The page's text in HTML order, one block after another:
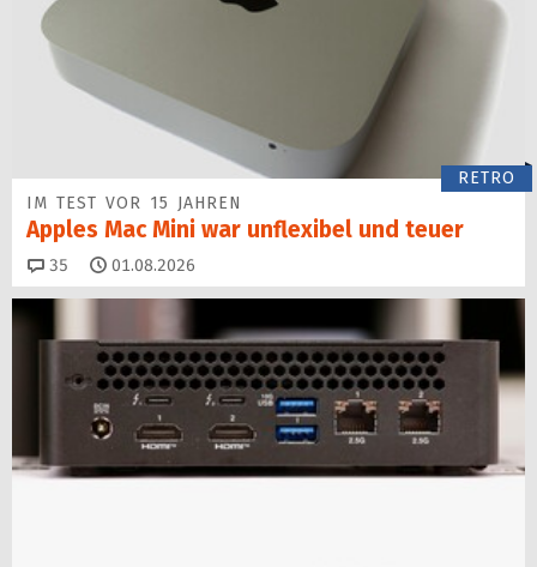
RETRO
IM TEST VOR 15 JAHREN
Apples Mac Mini war unflexibel und teuer
35 Kommentare
01.08.2026